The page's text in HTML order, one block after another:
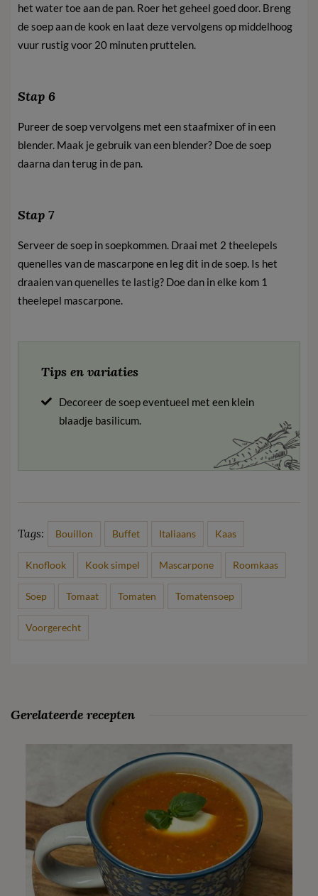
het water toe aan de pan. Roer het geheel goed door. Breng
de soep aan de kook en laat deze vervolgens op middelhoog
vuur rustig voor 20 minuten pruttelen.
Stap 6
Pureer de soep vervolgens met een staafmixer of in een
blender. Maak je gebruik van een blender? Doe de soep
daarna dan terug in de pan.
Stap 7
Serveer de soep in soepkommen. Draai met 2 theelepels
quenelles van de mascarpone en leg dit in de soep. Is het
draaien van quenelles te lastig? Doe dan in elke kom 1
theelepel mascarpone.
Tips en variaties
Decoreer de soep eventueel met een klein
blaadje basilicum.
Tags: Bouillon Buffet Italiaans Kaas
Knoflook Kook simpel Mascarpone Roomkaas
Soep Tomaat Tomaten Tomatensoep
Voorgerecht
Gerelateerde recepten